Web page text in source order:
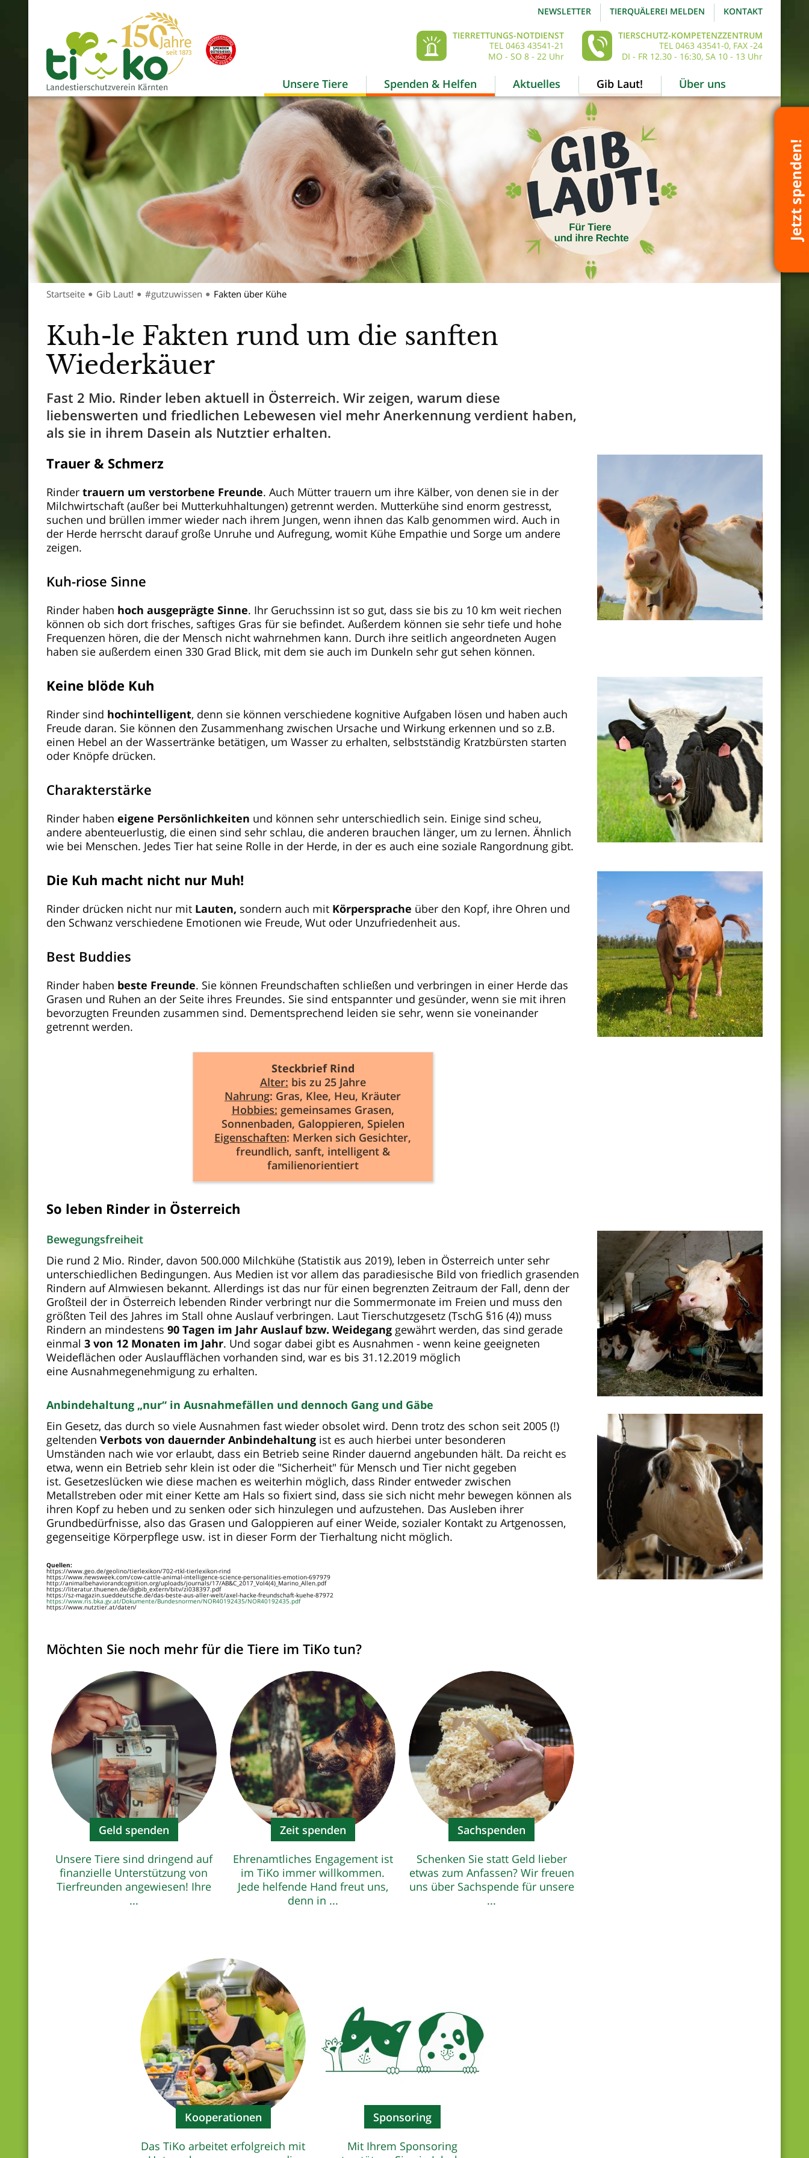
Jetzt spenden!
KONTAKT
TIERQUÄLEREI MELDEN
NEWSLETTER
TIERSCHUTZ-KOMPETENZZENTRUM
TEL 0463 43541-0, FAX -24
DI - FR 12.30 - 16:30, SA 10 - 13 Uhr
TIERRETTUNGS-NOTDIENST
TEL 0463 43541-21
MO - SO 8 - 22 Uhr
Unsere Tiere Spenden & Helfen Aktuelles Gib Laut! Über uns
Startseite ● Gib Laut! ● #gutzuwissen ● Fakten über Kühe
Kuh-le Fakten rund um die sanften
Wiederkäuer
Fast 2 Mio. Rinder leben aktuell in Österreich. Wir zeigen, warum diese
liebenswerten und friedlichen Lebewesen viel mehr Anerkennung verdient haben,
als sie in ihrem Dasein als Nutztier erhalten.
Trauer & Schmerz
Rinder trauern um verstorbene Freunde. Auch Mütter trauern um ihre Kälber, von denen sie in der
Milchwirtschaft (außer bei Mutterkuhhaltungen) getrennt werden. Mutterkühe sind enorm gestresst,
suchen und brüllen immer wieder nach ihrem Jungen, wenn ihnen das Kalb genommen wird. Auch in
der Herde herrscht darauf große Unruhe und Aufregung, womit Kühe Empathie und Sorge um andere
zeigen.
Kuh-riose Sinne
Rinder haben hoch ausgeprägte Sinne. Ihr Geruchssinn ist so gut, dass sie bis zu 10 km weit riechen
können ob sich dort frisches, saftiges Gras für sie befindet. Außerdem können sie sehr tiefe und hohe
Frequenzen hören, die der Mensch nicht wahrnehmen kann. Durch ihre seitlich angeordneten Augen
haben sie außerdem einen 330 Grad Blick, mit dem sie auch im Dunkeln sehr gut sehen können.
Keine blöde Kuh
Rinder sind hochintelligent, denn sie können verschiedene kognitive Aufgaben lösen und haben auch
Freude daran. Sie können den Zusammenhang zwischen Ursache und Wirkung erkennen und so z.B.
einen Hebel an der Wassertränke betätigen, um Wasser zu erhalten, selbstständig Kratzbürsten starten
oder Knöpfe drücken.
Charakterstärke
Rinder haben eigene Persönlichkeiten und können sehr unterschiedlich sein. Einige sind scheu,
andere abenteuerlustig, die einen sind sehr schlau, die anderen brauchen länger, um zu lernen. Ähnlich
wie bei Menschen. Jedes Tier hat seine Rolle in der Herde, in der es auch eine soziale Rangordnung gibt.
Die Kuh macht nicht nur Muh!
Rinder drücken nicht nur mit Lauten, sondern auch mit Körpersprache über den Kopf, ihre Ohren und
den Schwanz verschiedene Emotionen wie Freude, Wut oder Unzufriedenheit aus.
Best Buddies
Rinder haben beste Freunde. Sie können Freundschaften schließen und verbringen in einer Herde das
Grasen und Ruhen an der Seite ihres Freundes. Sie sind entspannter und gesünder, wenn sie mit ihren
bevorzugten Freunden zusammen sind. Dementsprechend leiden sie sehr, wenn sie voneinander
getrennt werden.
Steckbrief Rind
Alter: bis zu 25 Jahre
Nahrung: Gras, Klee, Heu, Kräuter
Hobbies: gemeinsames Grasen,
Sonnenbaden, Galoppieren, Spielen
Eigenschaften: Merken sich Gesichter,
freundlich, sanft, intelligent &
familienorientiert
So leben Rinder in Österreich
Bewegungsfreiheit
Die rund 2 Mio. Rinder, davon 500.000 Milchkühe (Statistik aus 2019), leben in Österreich unter sehr
unterschiedlichen Bedingungen. Aus Medien ist vor allem das paradiesische Bild von friedlich grasenden
Rindern auf Almwiesen bekannt. Allerdings ist das nur für einen begrenzten Zeitraum der Fall, denn der
Großteil der in Österreich lebenden Rinder verbringt nur die Sommermonate im Freien und muss den
größten Teil des Jahres im Stall ohne Auslauf verbringen. Laut Tierschutzgesetz (TschG §16 (4)) muss
Rindern an mindestens 90 Tagen im Jahr Auslauf bzw. Weidegang gewährt werden, das sind gerade
einmal 3 von 12 Monaten im Jahr. Und sogar dabei gibt es Ausnahmen - wenn keine geeigneten
Weideflächen oder Auslaufflächen vorhanden sind, war es bis 31.12.2019 möglich
eine Ausnahmegenehmigung zu erhalten.
Anbindehaltung „nur“ in Ausnahmefällen und dennoch Gang und Gäbe
Ein Gesetz, das durch so viele Ausnahmen fast wieder obsolet wird. Denn trotz des schon seit 2005 (!)
geltenden Verbots von dauernder Anbindehaltung ist es auch hierbei unter besonderen
Umständen nach wie vor erlaubt, dass ein Betrieb seine Rinder dauernd angebunden hält. Da reicht es
etwa, wenn ein Betrieb sehr klein ist oder die "Sicherheit" für Mensch und Tier nicht gegeben
ist. Gesetzeslücken wie diese machen es weiterhin möglich, dass Rinder entweder zwischen
Metallstreben oder mit einer Kette am Hals so fixiert sind, dass sie sich nicht mehr bewegen können als
ihren Kopf zu heben und zu senken oder sich hinzulegen und aufzustehen. Das Ausleben ihrer
Grundbedürfnisse, also das Grasen und Galoppieren auf einer Weide, sozialer Kontakt zu Artgenossen,
gegenseitige Körperpflege usw. ist in dieser Form der Tierhaltung nicht möglich.
Quellen:
https://www.geo.de/geolino/tierlexikon/702-rtkl-tierlexikon-rind
https://www.newsweek.com/cow-cattle-animal-intelligence-science-personalities-emotion-697979
http://animalbehaviorandcognition.org/uploads/journals/17/AB&C_2017_Vol4(4)_Marino_Allen.pdf
https://literatur.thuenen.de/digbib_extern/bitv/zi038397.pdf
https://sz-magazin.sueddeutsche.de/das-beste-aus-aller-welt/axel-hacke-freundschaft-kuehe-87972
https://www.ris.bka.gv.at/Dokumente/Bundesnormen/NOR40192435/NOR40192435.pdf
https://www.nutztier.at/daten/
Möchten Sie noch mehr für die Tiere im TiKo tun?
Geld spenden
Unsere Tiere sind dringend auf
finanzielle Unterstützung von
Tierfreunden angewiesen! Ihre
...
Zeit spenden
Ehrenamtliches Engagement ist
im TiKo immer willkommen.
Jede helfende Hand freut uns,
denn in ...
Sachspenden
Schenken Sie statt Geld lieber
etwas zum Anfassen? Wir freuen
uns über Sachspende für unsere
...
Kooperationen
Das TiKo arbeitet erfolgreich mit
Sponsoring
Mit Ihrem Sponsoring